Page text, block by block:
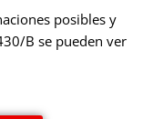
posibles y
B se pueden ver